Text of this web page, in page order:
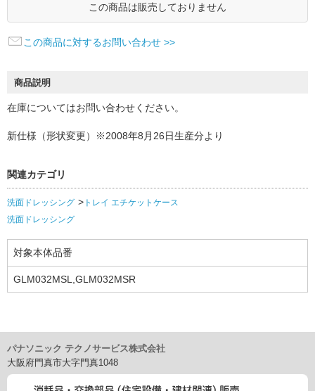
この商品は販売しておりません
この商品に対するお問い合わせ >>
商品説明
在庫についてはお問い合わせください。
新仕様（形状変更）※2008年8月26日生産分より
関連カテゴリ
洗面ドレッシング
トレイ エチケットケース
洗面ドレッシング
対象本体品番
GLM032MSL,GLM032MSR
パナソニック テクノサービス株式会社
大阪府門真市大字門真1048